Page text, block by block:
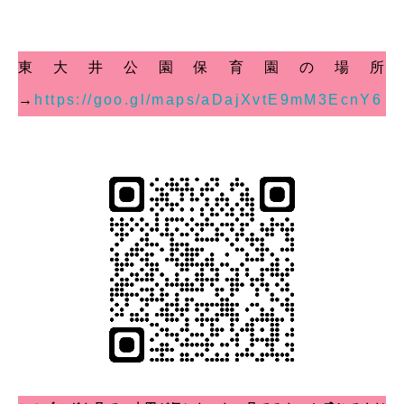
東大井公園保育園の場所
→ https://goo.gl/maps/aDajXvtE9mM3EcnY6